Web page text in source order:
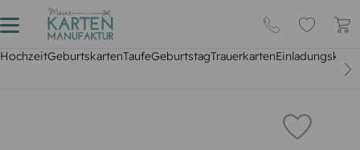
HochzeitGeburtskartenTaufeGeburtstagTrauerkarten